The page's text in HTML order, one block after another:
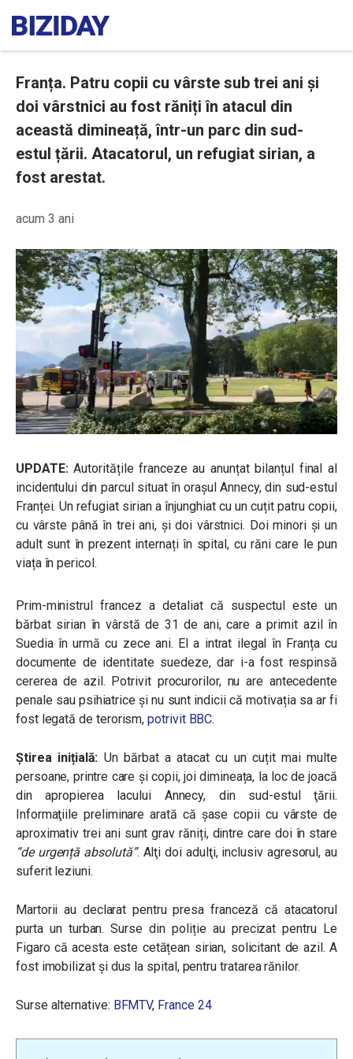
Franța. Patru copii cu vârste sub trei ani și
doi vârstnici au fost răniți în atacul din
această dimineață, într-un parc din sud-
estul țării. Atacatorul, un refugiat sirian, a
fost arestat.
acum 3 ani
UPDATE:Autoritățile franceze au anunțat bilanțul final al
incidentului din parcul situat în orașul Annecy, din sud-estul
Franței. Un refugiat sirian a înjunghiat cu un cuțit patru copii,
cu vârste până în trei ani, și doi vârstnici. Doi minori și un
adult sunt în prezent internați în spital, cu răni care le pun
viața în pericol.
Prim-ministrul francez a detaliat că suspectul este un
bărbat sirian în vârstă de 31 de ani, care a primit azil în
Suedia în urmă cu zece ani. El a intrat ilegal în Franța cu
documente de identitate suedeze, dar i-a fost respinsă
cererea de azil. Potrivit procurorilor, nu are antecedente
penale sau psihiatrice și nu sunt indicii că motivația sa ar fi
fost legată de terorism,potrivit BBC.
Știrea inițială: Un bărbat a atacat cu un cuțit mai multe
persoane, printre care și copii, joi dimineața, la loc de joacă
din apropierea lacului Annecy, din sud-estul ţării.
Informaţiile preliminare arată că şase copii cu vârste de
aproximativ trei ani sunt grav răniți, dintre care doi în stare
“de urgență absolută”. Alţi doi adulţi, inclusiv agresorul, au
suferit leziuni.
Martorii au declarat pentru presa franceză că atacatorul
purta un turban. Surse din poliție au precizat pentru Le
Figaro că acesta este cetățean sirian, solicitant de azil. A
fost imobilizat și dus la spital, pentru tratarea rănilor.
Surse alternative: BFMTV, France 24